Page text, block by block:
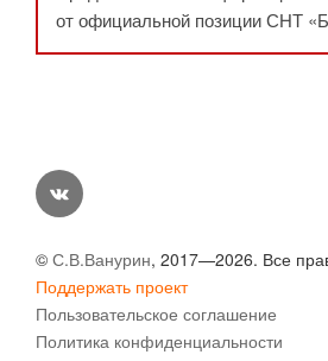
от официальной позиции СНТ
vk
© С.В.Ванурин, 2017—2026. Все
Поддержать проект
Пользовательское соглашение
Политика конфиденциальности